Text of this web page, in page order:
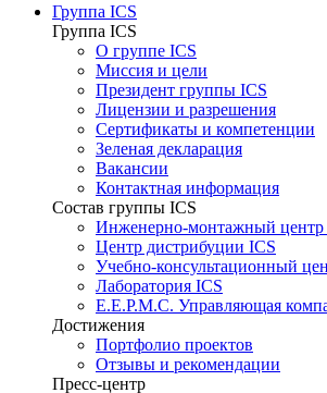
Группа ICS
Группа ICS
О группе ICS
Миссия и цели
Президент группы ICS
Лицензии и разрешения
Сертификаты и компетенции
Зеленая декларация
Вакансии
Контактная информация
Состав группы ICS
Инженерно-монтажный центр
Центр дистрибуции ICS
Учебно-консультационный
Лаборатория ICS
E.E.P.M.C. Управляющая
Достижения
Портфолио проектов
Отзывы и рекомендации
Пресс-центр